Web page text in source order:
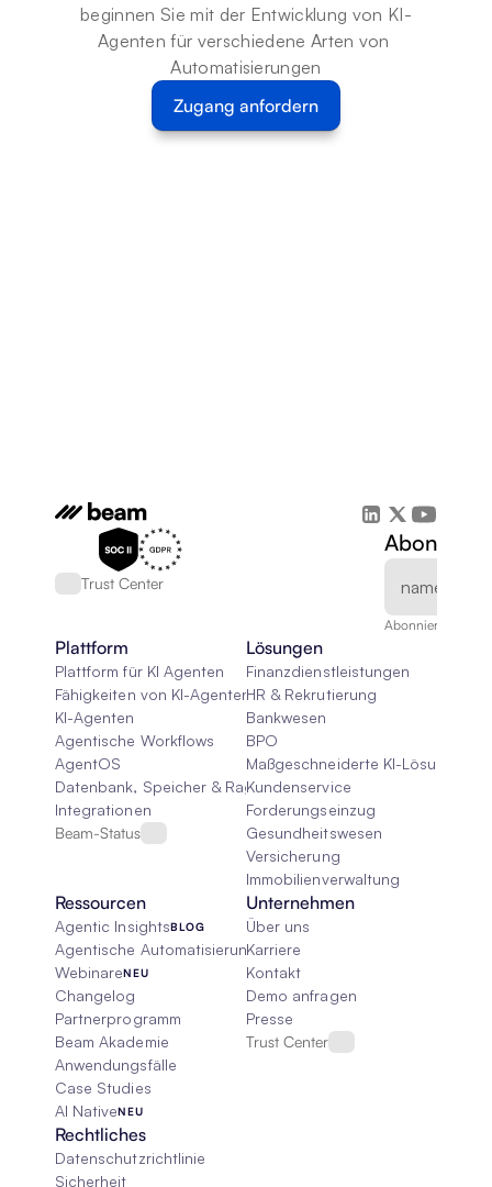
beginnen Sie mit der Entwicklung von KI-
Agenten für verschiedene Arten von
Automatisierungen
Zugang anfordern
Trust Center
Abonnieren Sie
Plattform
Plattform für KI Agenten
Fähigkeiten von KI-Agenten
KI-Agenten
Agentische Workflows
AgentOS
Datenbank, Speicher & Rag
Integrationen
Beam-Status
Lösungen
Finanzdienstleistungen
HR & Rekrutierung
Bankwesen
BPO
Maßgeschneiderte KI-Lösungen
Kundenservice
Forderungseinzug
Gesundheitswesen
Versicherung
Immobilienverwaltung
Ressourcen
Agentic InsightsBLOG
Agentische Automatisierung 101
WebinareNEU
Changelog
Partnerprogramm
Beam Akademie
Anwendungsfälle
Case Studies
AI NativeNEU
Unternehmen
Über uns
Karriere
Kontakt
Demo anfragen
Presse
Trust Center
Rechtliches
Datenschutzrichtlinie
Sicherheit